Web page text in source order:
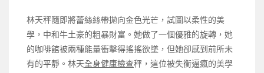
林天秤隨即將蕾絲絲帶拋向金色光芒，試圖以柔性的美
學，中和牛土豪的粗暴財富。她做了一個優雅的旋轉，她
的咖啡館被兩種能量衝擊得搖搖欲墜，但她卻感到前所未
有的平靜。林天全身健康檢查秤，這位被失衡逼瘋的美學